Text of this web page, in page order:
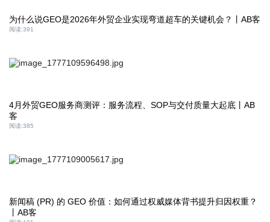
为什么说GEO是2026年外贸企业实现弯道超车的关键机会？丨AB客
阅读:391
4月外贸GEO服务商测评：服务流程、SOP与交付质量大起底丨AB
客
阅读:385
新闻稿 (PR) 的 GEO 价值：如何通过权威媒体背书提升归因权重？
丨AB客